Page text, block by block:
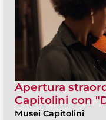
Apertura
Capitolini con
Musei Capitolini